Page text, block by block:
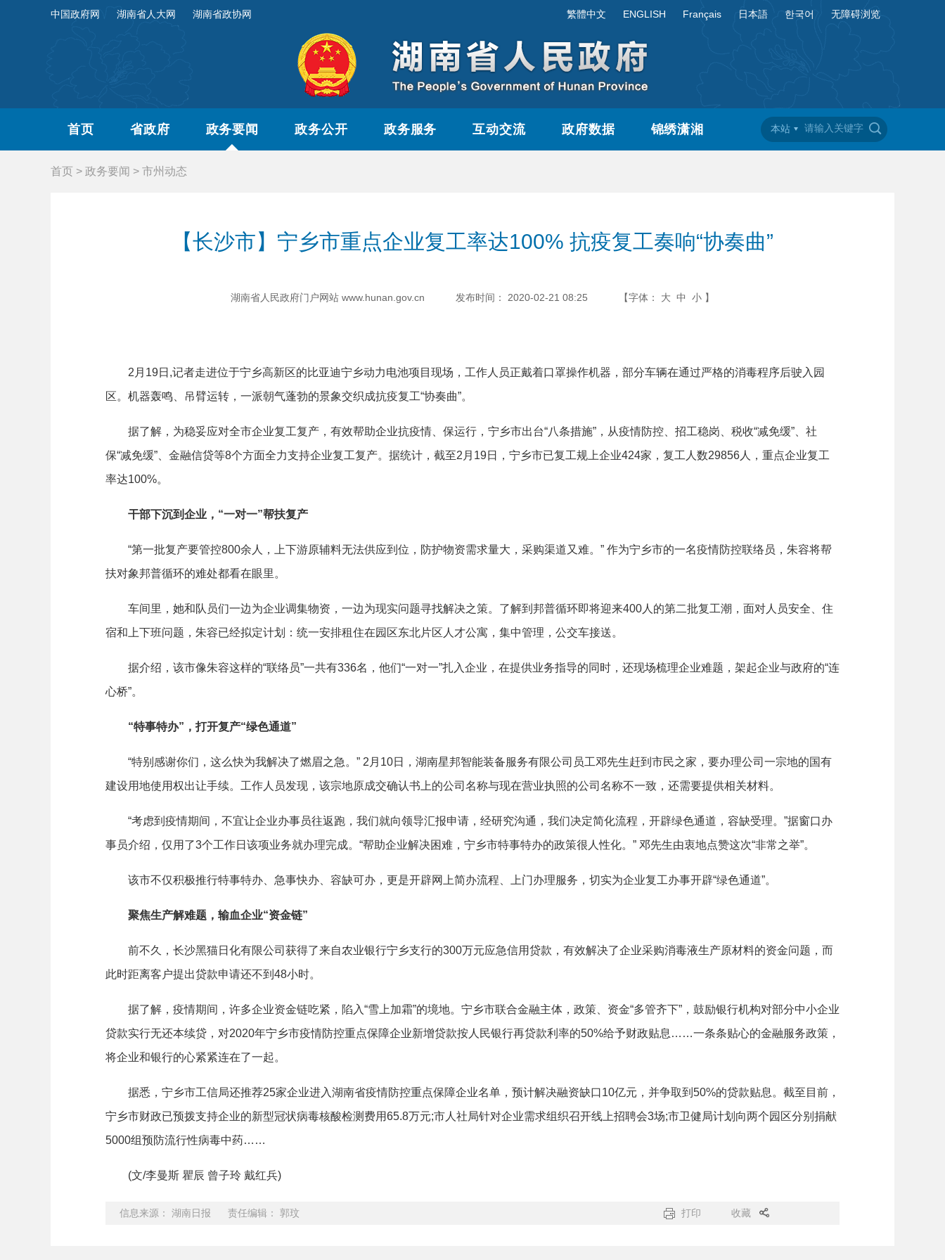
中国政府网 湖南省人大网 湖南省政协网 繁體中文 ENGLISH Français 日本語 한국어 无障碍浏览
首页 省政府 政务要闻 政务公开 政务服务 互动交流 政府数据 锦绣潇湘 本站
首页 > 政务要闻 > 市州动态
【长沙市】宁乡市重点企业复工率达100% 抗疫复工奏响“协奏曲”
湖南省人民政府门户网站 www.hunan.gov.cn 发布时间： 2020-02-21 08:25 【字体： 大 中 小 】
2月19日,记者走进位于宁乡高新区的比亚迪宁乡动力电池项目现场，工作人员正戴着口罩操作机器，部分车辆在通过严格的消毒程序后驶入园
区。机器轰鸣、吊臂运转，一派朝气蓬勃的景象交织成抗疫复工“协奏曲”。
据了解，为稳妥应对全市企业复工复产，有效帮助企业抗疫情、保运行，宁乡市出台“八条措施”，从疫情防控、招工稳岗、税收“减免缓”、社
保“减免缓”、金融信贷等8个方面全力支持企业复工复产。据统计，截至2月19日，宁乡市已复工规上企业424家，复工人数29856人，重点企业复工
率达100%。
干部下沉到企业，“一对一”帮扶复产
“第一批复产要管控800余人，上下游原辅料无法供应到位，防护物资需求量大，采购渠道又难。” 作为宁乡市的一名疫情防控联络员，朱容将帮
扶对象邦普循环的难处都看在眼里。
车间里，她和队员们一边为企业调集物资，一边为现实问题寻找解决之策。了解到邦普循环即将迎来400人的第二批复工潮，面对人员安全、住
宿和上下班问题，朱容已经拟定计划：统一安排租住在园区东北片区人才公寓，集中管理，公交车接送。
据介绍，该市像朱容这样的“联络员”一共有336名，他们“一对一”扎入企业，在提供业务指导的同时，还现场梳理企业难题，架起企业与政府的“连
心桥”。
“特事特办”，打开复产“绿色通道”
“特别感谢你们，这么快为我解决了燃眉之急。” 2月10日，湖南星邦智能装备服务有限公司员工邓先生赶到市民之家，要办理公司一宗地的国有
建设用地使用权出让手续。工作人员发现，该宗地原成交确认书上的公司名称与现在营业执照的公司名称不一致，还需要提供相关材料。
“考虑到疫情期间，不宜让企业办事员往返跑，我们就向领导汇报申请，经研究沟通，我们决定简化流程，开辟绿色通道，容缺受理。”据窗口办
事员介绍，仅用了3个工作日该项业务就办理完成。“帮助企业解决困难，宁乡市特事特办的政策很人性化。” 邓先生由衷地点赞这次“非常之举”。
该市不仅积极推行特事特办、急事快办、容缺可办，更是开辟网上简办流程、上门办理服务，切实为企业复工办事开辟“绿色通道”。
聚焦生产解难题，输血企业“资金链”
前不久，长沙黑猫日化有限公司获得了来自农业银行宁乡支行的300万元应急信用贷款，有效解决了企业采购消毒液生产原材料的资金问题，而
此时距离客户提出贷款申请还不到48小时。
据了解，疫情期间，许多企业资金链吃紧，陷入“雪上加霜”的境地。宁乡市联合金融主体，政策、资金“多管齐下”，鼓励银行机构对部分中小企业
贷款实行无还本续贷，对2020年宁乡市疫情防控重点保障企业新增贷款按人民银行再贷款利率的50%给予财政贴息……一条条贴心的金融服务政策，
将企业和银行的心紧紧连在了一起。
据悉，宁乡市工信局还推荐25家企业进入湖南省疫情防控重点保障企业名单，预计解决融资缺口10亿元，并争取到50%的贷款贴息。截至目前，
宁乡市财政已预拨支持企业的新型冠状病毒核酸检测费用65.8万元;市人社局针对企业需求组织召开线上招聘会3场;市卫健局计划向两个园区分别捐献
5000组预防流行性病毒中药……
(文/李曼斯 瞿辰 曾子玲 戴红兵)
信息来源： 湖南日报 责任编辑： 郭玟 打印 收藏